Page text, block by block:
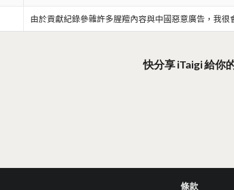
由於貢獻紀錄參雜許多腥羶內容與中國惡意廣告，我很
快分享 iTaigi 給你
條款